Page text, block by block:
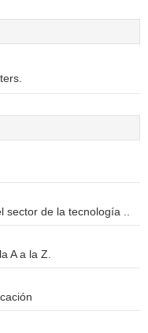
sector de la tecnología ..
A a la Z.